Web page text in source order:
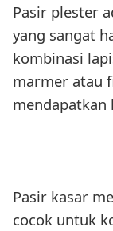
Pasir plester
yang sangat
kombinasi
marmer atau
mendapatkan
Pasir kasar
cocok untuk